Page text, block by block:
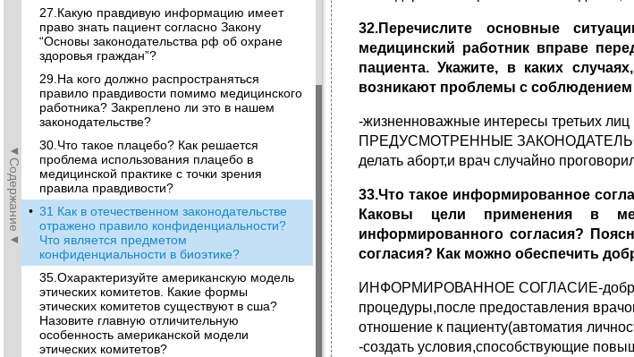
◄Содержание◄
27.Какую правдивую информацию имеет
право знать пациент согласно Закону
“Основы законодательства рф об охране
здоровья граждан”?
29.На кого должно распространяться
правило правдивости помимо медицинского
работника? Закреплено ли это в нашем
законодательстве?
30.Что такое плацебо? Как решается
проблема использования плацебо в
медицинской практике с точки зрения
правила правдивости?
• 31 Как в отечественном законодательстве
отражено правило конфиденциальности?
Что является предметом
конфиденциальности в биоэтике?
35.Охарактеризуйте американскую модель
этических комитетов. Какие формы
этических комитетов существуют в сша?
Назовите главную отличительную
особенность американской модели
этических комитетов?
32.Перечислите основные
медицинский работник вправе
пациента. Укажите, в каких
возникают проблемы с
-жизненноважные интересы третьих лиц
ПРЕДУСМОТРЕННЫЕ
делать аборт,и врач случайно
33.Что такое информированное
Каковы цели применения в
информированного согласия?
согласия? Как можно обеспечить
ИНФОРМИРОВАННОЕ СОГЛАСИЕ-
процедуры,после предоставления
отношение к пациенту(автоматия
-создать условия,способствующие